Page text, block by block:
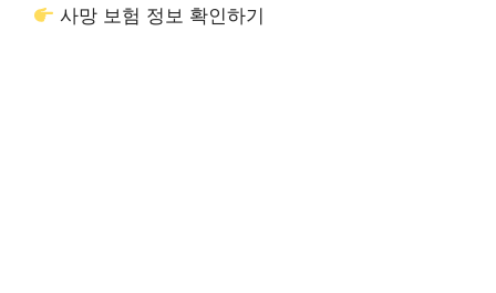
사망 보험 정보 확인하기